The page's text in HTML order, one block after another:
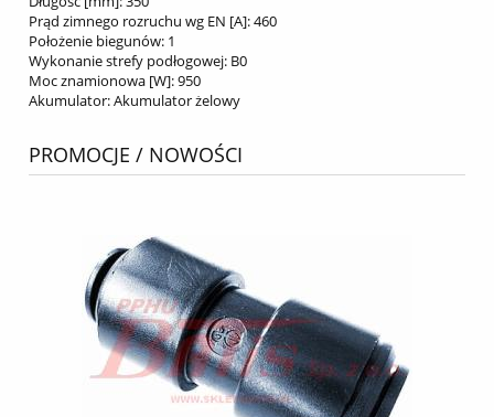
Prąd zimnego rozruchu wg EN [A]:460
Położenie biegunów: 1
Wykonanie strefy podłogowej: B0
Moc znamionowa [W]:950
Akumulator:Akumulator żelowy
PROMOCJE / NOWOŚCI